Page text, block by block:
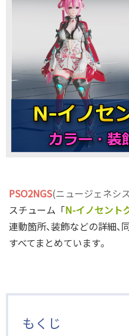
PSO2NGS(ニュージェネシ
スチューム「N-イノセント
連動箇所､装飾などの詳細､
すべてまとめています｡
もくじ